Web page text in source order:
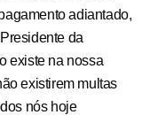
adiantado,
da
existe na nossa
existirem multas
nós hoje